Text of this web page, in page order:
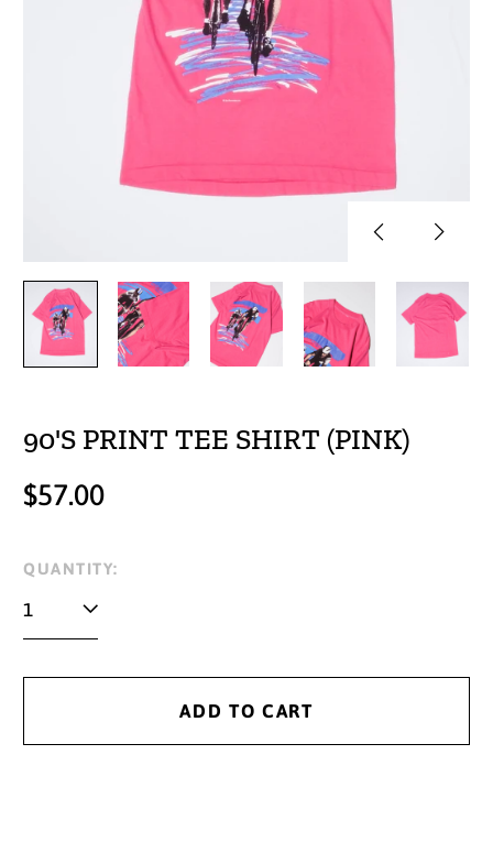
PreviousNext
90'S PRINT TEE SHIRT (PINK)
Regular
$57.00
QUANTITY:
ADD TO CART